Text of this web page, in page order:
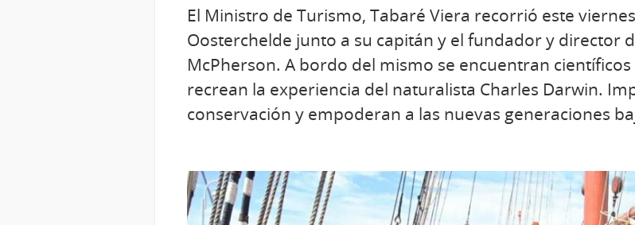
El Ministro de Turismo, Tabaré Viera recorrió este
Oosterchelde junto a su capitán y el fundador y director
McPherson. A bordo del mismo se encuentran
recrean la experiencia del naturalista Charles Darwin.
conservación y empoderan a las nuevas generaciones